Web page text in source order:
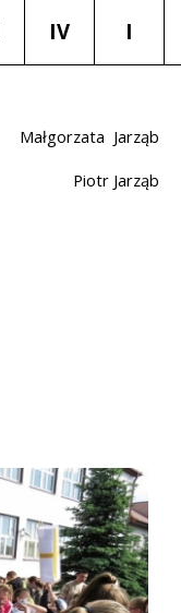
IV I
Małgorzata Jarząb
Piotr Jarząb